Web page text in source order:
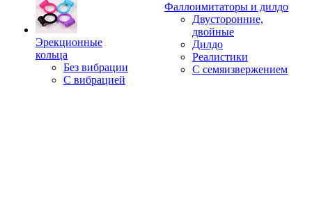
Эрекционные
кольца
Без вибрации
С вибрацией
Фаллоимитаторы и дилдо
Двусторонние,
двойные
Дилдо
Реалистики
С семяизвержением